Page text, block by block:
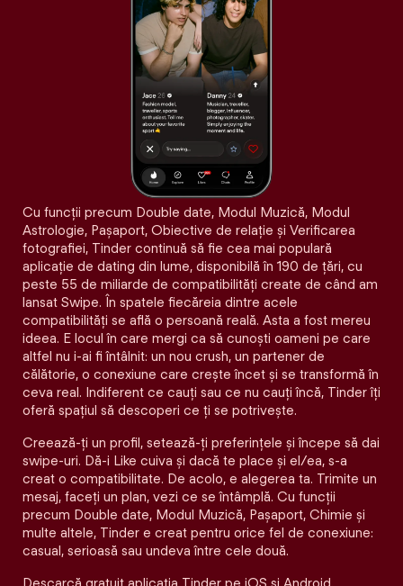
Cu funcții precum Double date, Modul Muzică, Modul
Astrologie, Pașaport, Obiective de relație și Verificarea
fotografiei, Tinder continuă să fie cea mai populară
aplicație de dating din lume, disponibilă în 190 de țări, cu
peste 55 de miliarde de compatibilități create de când am
lansat Swipe. În spatele fiecăreia dintre acele
compatibilităţi se află o persoană reală. Asta a fost mereu
ideea. E locul în care mergi ca să cunoști oameni pe care
altfel nu i-ai fi întâlnit: un nou crush, un partener de
călătorie, o conexiune care crește încet și se transformă în
ceva real. Indiferent ce cauți sau ce nu cauți încă, Tinder îți
oferă spațiul să descoperi ce ți se potrivește.
Creează-ți un profil, setează-ți preferințele și începe să dai
swipe-uri. Dă-i Like cuiva și dacă te place și el/ea, s-a
creat o compatibilitate. De acolo, e alegerea ta. Trimite un
mesaj, faceți un plan, vezi ce se întâmplă. Cu funcții
precum Double date, Modul Muzică, Pașaport, Chimie și
multe altele, Tinder e creat pentru orice fel de conexiune:
casual, serioasă sau undeva între cele două.